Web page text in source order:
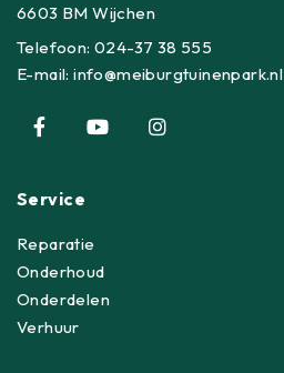
6603 BM Wijchen
Telefoon:024-37 38 555
E-mail:info@meiburgtuinenpark.nl
Service
Reparatie
Onderhoud
Onderdelen
Verhuur